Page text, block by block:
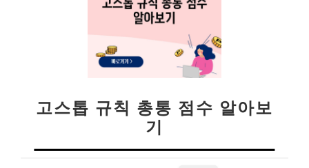
고스톱 규칙 총통 점수 알아보
기